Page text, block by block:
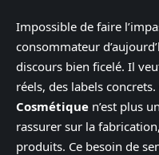
Impossible de faire
consommateur
discours bien ficelé. Il
réels, des labels
Cosmétique n’est plus
rassurer sur la
produits. Ce besoin de